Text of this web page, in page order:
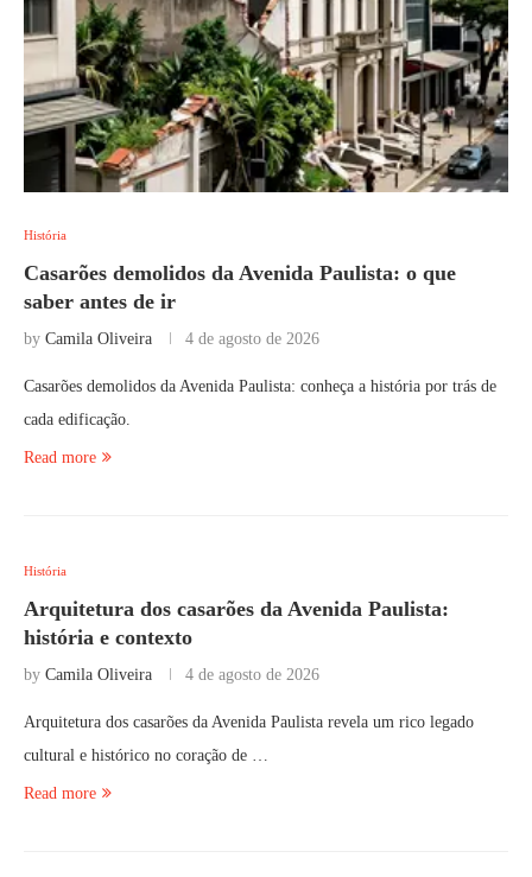
História
Casarões demolidos da Avenida Paulista: o que
saber antes de ir
by Camila Oliveira 4 de agosto de 2026
Casarões demolidos da Avenida Paulista: conheça a história por trás de
cada edificação.
Read more
História
Arquitetura dos casarões da Avenida Paulista:
história e contexto
by Camila Oliveira 4 de agosto de 2026
Arquitetura dos casarões da Avenida Paulista revela um rico legado
cultural e histórico no coração de …
Read more